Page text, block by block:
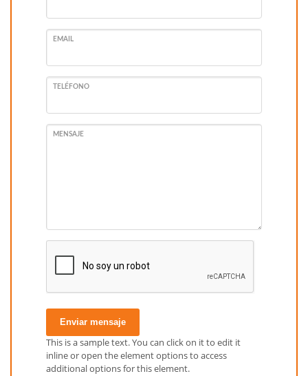
EMAIL
TELÉFONO
MENSAJE
Enviar mensaje
This is a sample text. You can click on it to edit it
inline or open the element options to access
additional options for this element.